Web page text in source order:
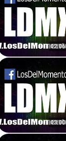
02:06
03:00